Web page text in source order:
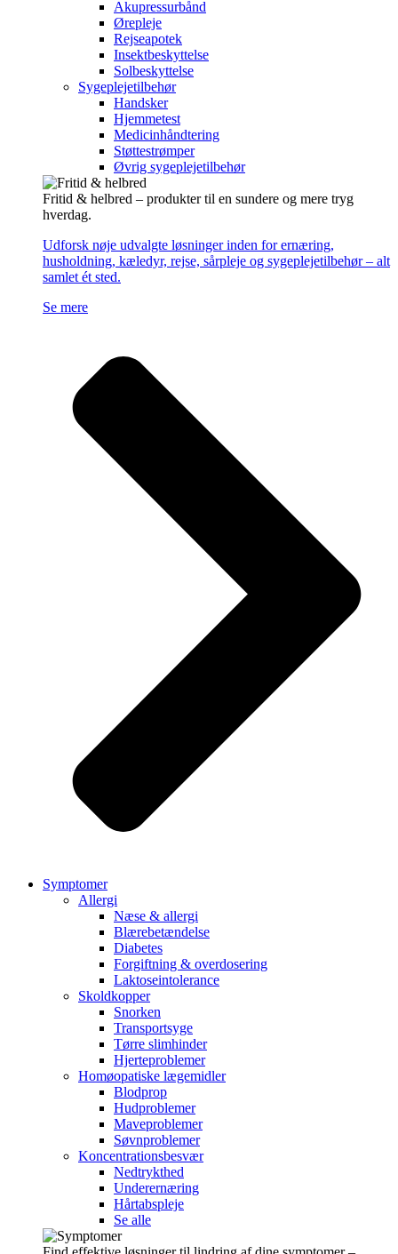
Akupressurbånd
Ørepleje
Rejseapotek
Insektbeskyttelse
Solbeskyttelse
Sygeplejetilbehør
Handsker
Hjemmetest
Medicinhåndtering
Støttestrømper
Øvrig sygeplejetilbehør
Fritid & helbred – produkter til en sundere og mere tryg
hverdag.
Udforsk nøje udvalgte løsninger inden for ernæring,
husholdning, kæledyr, rejse, sårpleje og sygeplejetilbehør – alt
samlet ét sted.
Se mere
Symptomer
Allergi
Næse & allergi
Blærebetændelse
Diabetes
Forgiftning & overdosering
Laktoseintolerance
Skoldkopper
Snorken
Transportsyge
Tørre slimhinder
Hjerteproblemer
Homøopatiske lægemidler
Blodprop
Hudproblemer
Maveproblemer
Søvnproblemer
Koncentrationsbesvær
Nedtrykthed
Underernæring
Hårtabspleje
Se alle